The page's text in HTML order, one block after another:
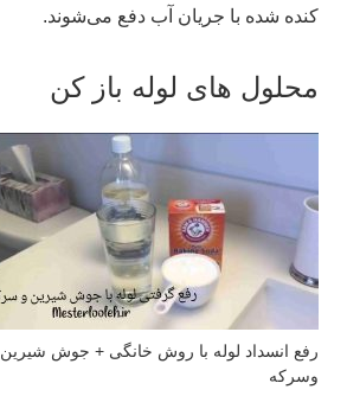
کنده شده با جریان آب دفع می‌شوند.
محلول‌ های لوله باز کن
رفع انسداد لوله با روش خانگی + جوش شیرین
وسرکه